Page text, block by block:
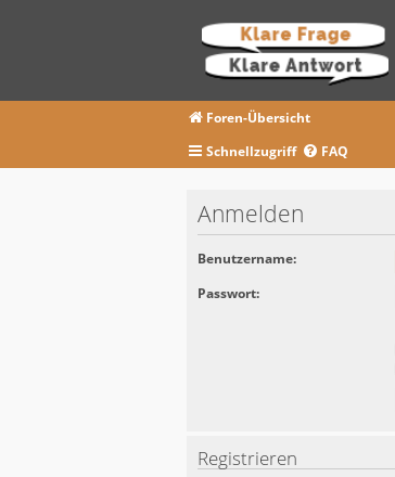
Foren-Übersicht
Schnellzugriff
FAQ
Anmelden
Benutzername:
Passwort:
Registrieren